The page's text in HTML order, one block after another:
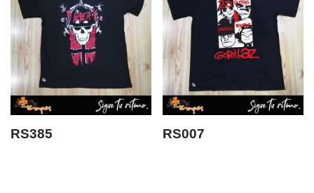
RS385 RS007